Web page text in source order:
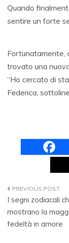
Quando
sentire un forte
Fortunatamente,
trovato una
“Ho cercato di
Federica,
Navigazione
articoli
I segni zodiacali
mostrano la
fedeltà in amore